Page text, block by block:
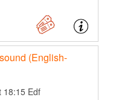
(English-
18:15 Edf